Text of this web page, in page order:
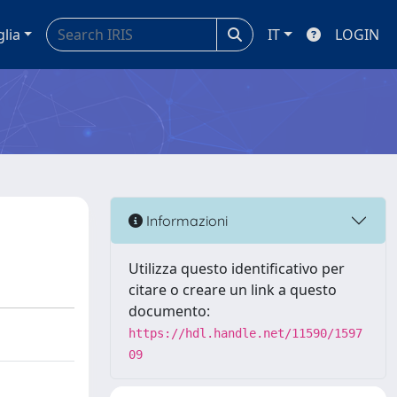
IT LOGIN
Informazioni
Utilizza questo identificativo per
citare o creare un link a questo
documento:
https://hdl.handle.net/11590/1597
09